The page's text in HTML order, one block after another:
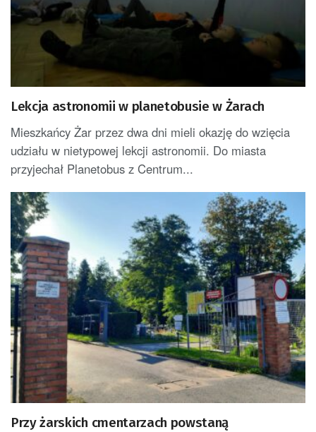
Lekcja astronomii w planetobusie w Żarach
Mieszkańcy Żar przez dwa dni mieli okazję do wzięcia
udziału w nietypowej lekcji astronomii. Do miasta
przyjechał Planetobus z Centrum...
Przy żarskich cmentarzach powstaną